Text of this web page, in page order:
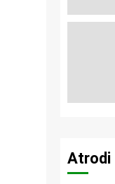
Atrodi